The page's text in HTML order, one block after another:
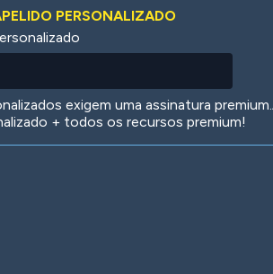
PERSONALIZADO
exigem uma assinatura
+ todos os recursos premium!